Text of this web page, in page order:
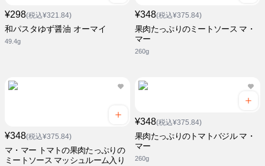
¥298(税込¥321.84)
和パスタゆず醤油 オーマイ
49.4g
¥348(税込¥375.84)
果肉たっぷりのミートソース マ・
マー
260g
¥348(税込¥375.84)
マ・マー トマトの果肉たっぷりの
ミートソース マッシュルーム入り
¥348(税込¥375.84)
果肉たっぷりのトマトバジル マ・
マー
260g